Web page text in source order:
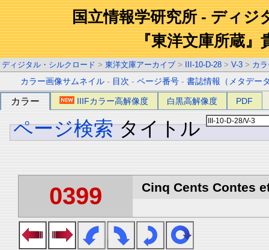
国立情報学研究所 - ディジ
『東洋文庫所蔵』
ディジタル・シルクロード > 東洋文庫アーカイブ > III-10-D-28 > V-3 > カ
カラー画像サムネイル - 目次 -ページ番号 -書誌情報（メタデー
カラー IIIFカラー高解像度 白黒高解像度 PDF
ページ検索 タイトル
0399 Cinq Cents Contes